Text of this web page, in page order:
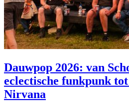
Dauwpop 2026: van
eclectische funkpunk
Nirvana